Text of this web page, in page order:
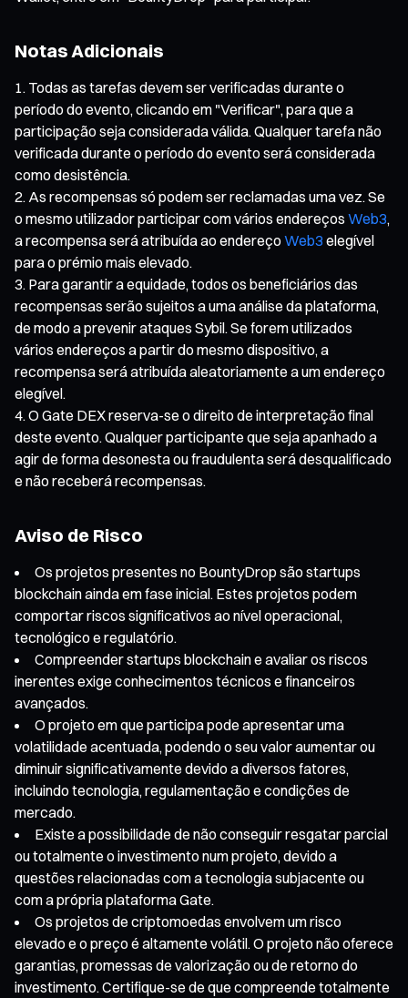
Notas Adicionais
Todas as tarefas devem ser verificadas durante o
período do evento, clicando em "Verificar", para que a
participação seja considerada válida. Qualquer tarefa não
verificada durante o período do evento será considerada
como desistência.
As recompensas só podem ser reclamadas uma vez. Se
o mesmo utilizador participar com vários endereços Web3,
a recompensa será atribuída ao endereçoWeb3 elegível
para o prémio mais elevado.
Para garantir a equidade, todos os beneficiários das
recompensas serão sujeitos a uma análise da plataforma,
de modo a prevenir ataques Sybil. Se forem utilizados
vários endereços a partir do mesmo dispositivo, a
recompensa será atribuída aleatoriamente a um endereço
elegível.
O Gate DEX reserva-se o direito de interpretação final
deste evento. Qualquer participante que seja apanhado a
agir de forma desonesta ou fraudulenta será desqualificado
e não receberá recompensas.
Aviso de Risco
Os projetos presentes no BountyDrop são startups
blockchain ainda em fase inicial. Estes projetos podem
comportar riscos significativos ao nível operacional,
tecnológico e regulatório.
Compreender startups blockchain e avaliar os riscos
inerentes exige conhecimentos técnicos e financeiros
avançados.
O projeto em que participa pode apresentar uma
volatilidade acentuada, podendo o seu valor aumentar ou
diminuir significativamente devido a diversos fatores,
incluindo tecnologia, regulamentação e condições de
mercado.
Existe a possibilidade de não conseguir resgatar parcial
ou totalmente o investimento num projeto, devido a
questões relacionadas com a tecnologia subjacente ou
com a própria plataforma Gate.
Os projetos de criptomoedas envolvem um risco
elevado e o preço é altamente volátil. O projeto não oferece
garantias, promessas de valorização ou de retorno do
investimento. Certifique-se de que compreende totalmente